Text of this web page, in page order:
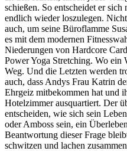
schießen. So entscheidet er sich
endlich wieder loszulegen.
auch, um seine Büroflamme
es mit dem modernen
Niederungen von Hardcore
Power Yoga Stretching. Wo ein
Weg. Und die Letzten werden
auch, dass Andys Frau Katrin
Ehrgeiz mitbekommen hat und
Hotelzimmer ausquartiert. Der
entscheiden, wie sich sein
oder Amboss sein, ein
Beantwortung dieser Frage
schwitzen und lachen